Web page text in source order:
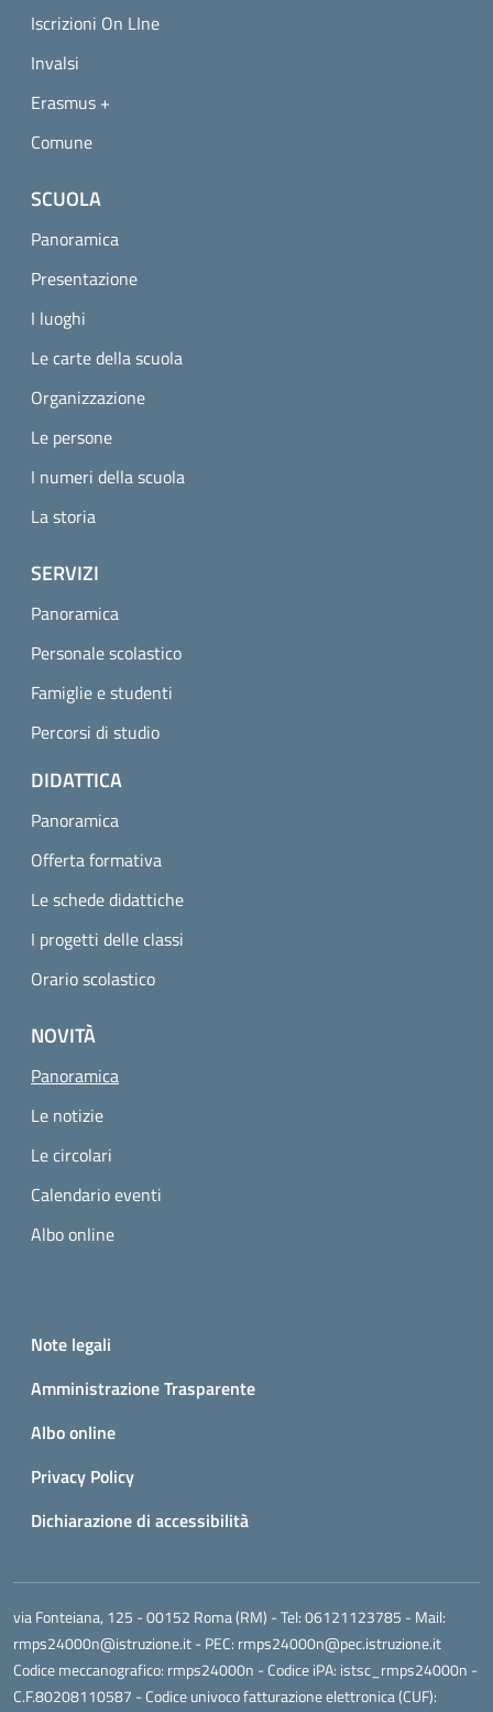
Iscrizioni On LIne
Invalsi
Erasmus +
Comune
SCUOLA
Panoramica
Presentazione
I luoghi
Le carte della scuola
Organizzazione
Le persone
I numeri della scuola
La storia
SERVIZI
Panoramica
Personale scolastico
Famiglie e studenti
Percorsi di studio
DIDATTICA
Panoramica
Offerta formativa
Le schede didattiche
I progetti delle classi
Orario scolastico
NOVITÀ
PanoramicaPagina attuale
Le notizie
Le circolari
Calendario eventi
Albo online
Small prints
Note legali
Amministrazione Trasparente
Albo online
Privacy Policy
Dichiarazione di accessibilità
via Fonteiana, 125 - 00152 Roma (RM) - Tel:06121123785 - Mail:
rmps24000n@istruzione.it- PEC: rmps24000n@pec.istruzione.it
Codice meccanografico: rmps24000n - Codice iPA: istsc_rmps24000n -
C.F.80208110587 - Codice univoco fatturazione elettronica (CUF):